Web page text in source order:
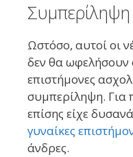
Συμπερίληψη
Ωστόσο, αυτοί οι
δεν θα ωφελήσουν
επιστήμονες
συμπερίληψη. Για
επίσης είχε
γυναίκες
άνδρες.